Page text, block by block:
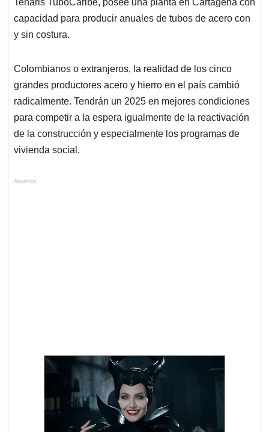
Tenaris TuboCaribe, posee una planta en Cartagena con
capacidad para producir anuales de tubos de acero con
y sin costura.
Colombianos o extranjeros, la realidad de los cinco
grandes productores acero y hierro en el país cambió
radicalmente. Tendrán un 2025 en mejores condiciones
para competir a la espera igualmente de la reactivación
de la construcción y especialmente los programas de
vivienda social.
Anuncios.